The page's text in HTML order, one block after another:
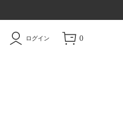
ログイン 0